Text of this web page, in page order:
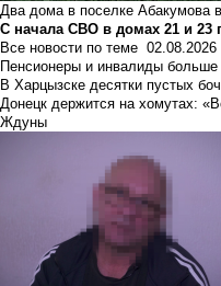
Два дома в поселке Абакумова
С начала СВО в домах 21 и 23
Все новости по теме 02.08.2026
Пенсионеры и инвалиды
В Харцызске десятки пустых
Донецк держится на хомутах:
Ждуны